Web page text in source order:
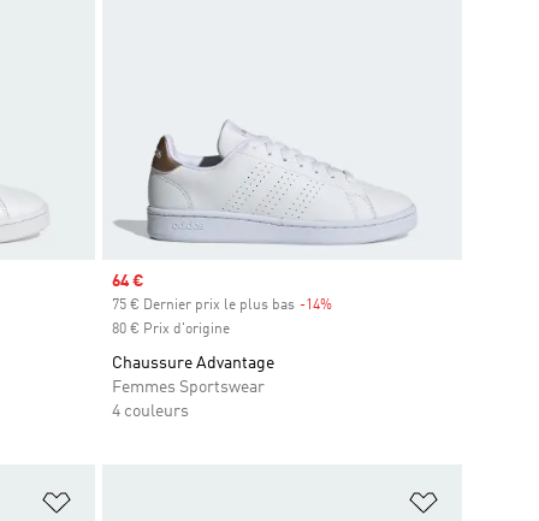
Prix soldé
64 €
75 € Dernier prix le plus bas -14%Rabais
80 € Prix d'origine
Chaussure Advantage
Femmes Sportswear
4 couleurs